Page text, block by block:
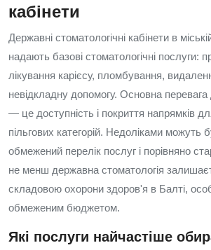
кабінети
Державні стоматологічні кабінети в міській
надають базові стоматологічні послуги:
лікування карієсу, пломбування,
невідкладну допомогу. Основна
— це доступність і покриття напрямків
пільгових категорій. Недоліками можуть
обмежений перелік послуг і порівняно
не менш державна стоматологія
складовою охорони здоров'я в Балті,
обмеженим бюджетом.
Які послуги найчастіше